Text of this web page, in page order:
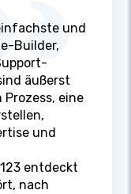
und
Builder,
äußerst
eine
und
entdeckt
nach